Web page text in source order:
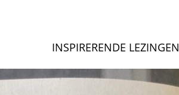
INSPIRERENDE LEZINGEN